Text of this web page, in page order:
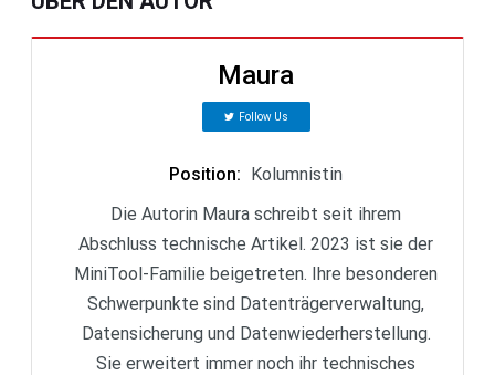
Maura
Follow Us
Position: Kolumnistin
Die Autorin Maura schreibt seit ihrem
Abschluss technische Artikel. 2023 ist sie der
MiniTool-Familie beigetreten. Ihre besonderen
Schwerpunkte sind Datenträgerverwaltung,
Datensicherung und Datenwiederherstellung.
Sie erweitert immer noch ihr technisches